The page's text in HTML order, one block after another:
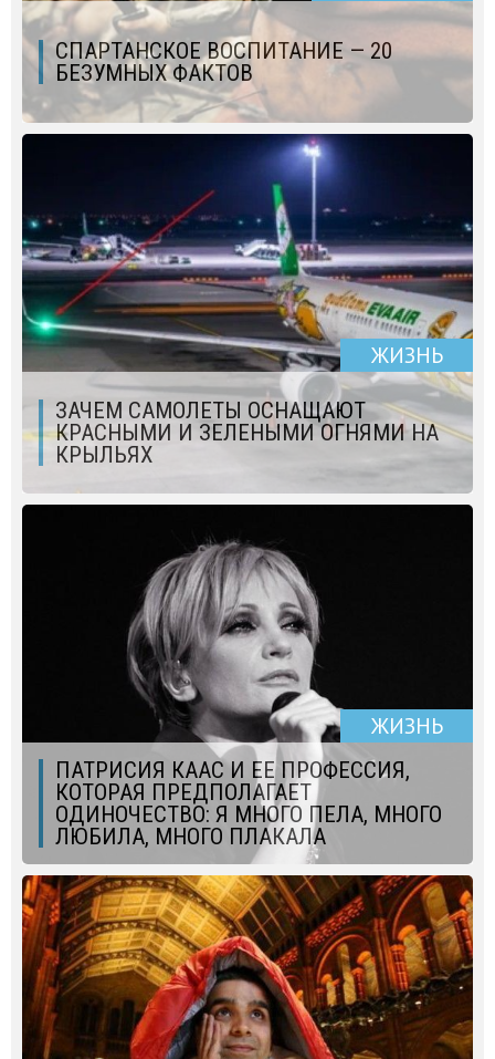
СПАРТАНСКОЕ ВОСПИТАНИЕ — 20
БЕЗУМНЫХ ФАКТОВ
ЖИЗНЬ
ЗАЧЕМ САМОЛЕТЫ ОСНАЩАЮТ
КРАСНЫМИ И ЗЕЛЕНЫМИ ОГНЯМИ НА
КРЫЛЬЯХ
ЖИЗНЬ
ПАТРИСИЯ КААС И ЕЕ ПРОФЕССИЯ,
КОТОРАЯ ПРЕДПОЛАГАЕТ
ОДИНОЧЕСТВО: Я МНОГО ПЕЛА, МНОГО
ЛЮБИЛА, МНОГО ПЛАКАЛА